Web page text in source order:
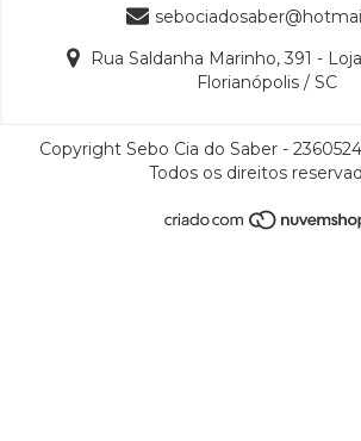
Rua Saldanha Marinho, 391 -
Florianópolis / SC
Copyright Sebo Cia do Saber -
Todos os direitos